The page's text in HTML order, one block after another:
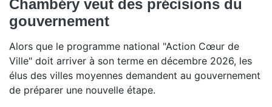
Chambéry veut des précisions du
gouvernement
Alors que le programme national "Action Cœur de
Ville" doit arriver à son terme en décembre 2026, les
élus des villes moyennes demandent au gouvernement
de préparer une nouvelle étape.